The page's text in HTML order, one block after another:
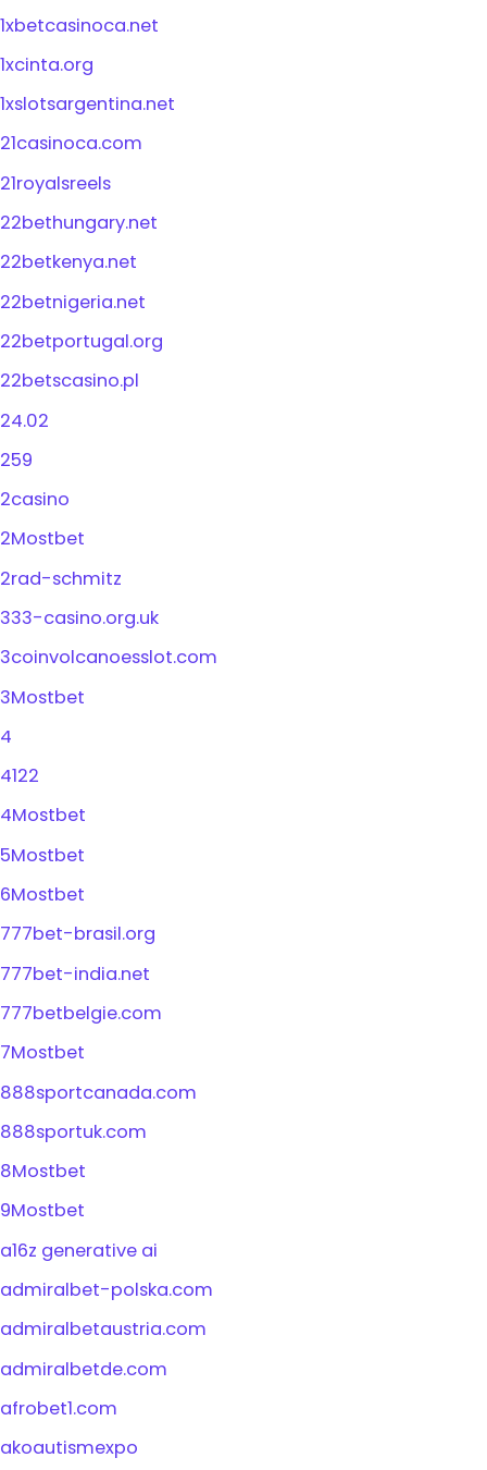
1xbetcasinoca.net
1xcinta.org
1xslotsargentina.net
21casinoca.com
21royalsreels
22bethungary.net
22betkenya.net
22betnigeria.net
22betportugal.org
22betscasino.pl
24.02
259
2casino
2Mostbet
2rad-schmitz
333-casino.org.uk
3coinvolcanoesslot.com
3Mostbet
4
4122
4Mostbet
5Mostbet
6Mostbet
777bet-brasil.org
777bet-india.net
777betbelgie.com
7Mostbet
888sportcanada.com
888sportuk.com
8Mostbet
9Mostbet
a16z generative ai
admiralbet-polska.com
admiralbetaustria.com
admiralbetde.com
afrobet1.com
akoautismexpo